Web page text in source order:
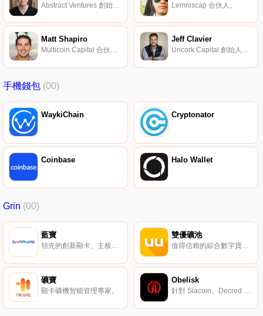
Abstract Ventures 創始人。 Lemniscap 合伙人。
Matt Shapiro
Multicoin Capital 合伙人。
Jeff Clavier
Uncork Capital 創始人兼管理合伙人。
手機錢包 (00)
WaykiChain Cryptonator
Coinbase Halo Wallet
Grin (00)
藍寶
領先的創新顯卡、主板產品生產商和全球供應商。
雙優礦池
值得信賴的綜合數字貨幣挖礦平臺。
礦寶
顯卡礦機智能管理專家。
Obelisk
針對 Siacoin、Decred 及 Grin 的 ASIC 礦機生產商。